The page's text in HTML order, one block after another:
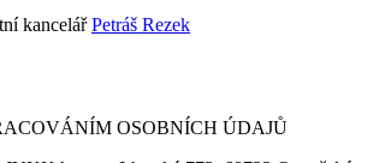
kancelářPetráš Rezek
OSOBNÍCH ÚDAJŮ